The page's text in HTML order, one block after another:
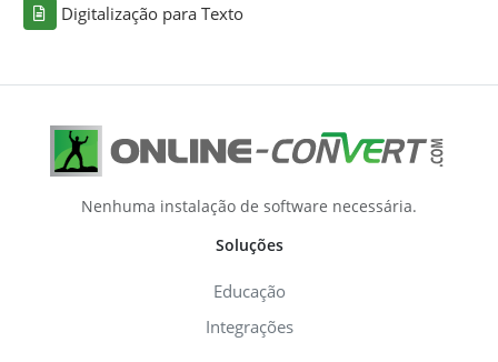
Digitalização para Texto
Nenhuma instalação de software necessária.
Soluções
Educação
Integrações